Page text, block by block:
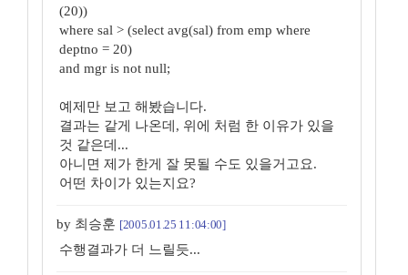
(20))
where sal > (select avg(sal) from emp where
deptno = 20)
and mgr is not null;
예제만 보고 해봤습니다.
결과는 같게 나온데, 위에 처럼 한 이유가 있을
것 같은데...
아니면 제가 한게 잘 못될 수도 있을거고요.
어떤 차이가 있는지요?
by 최승훈 [2005.01.25 11:04:00]
수행결과가 더 느릴듯...